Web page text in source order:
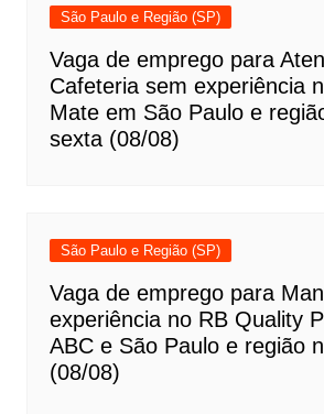
São Paulo e Região (SP)
Vaga de emprego para
Cafeteria sem experiência
Mate em São Paulo e
sexta (08/08)
São Paulo e Região (SP)
Vaga de emprego para
experiência no RB Quality
ABC e São Paulo e região
(08/08)